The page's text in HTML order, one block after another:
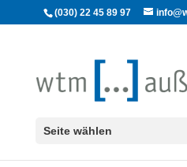
(030) 22 45 89 97
Seite wählen